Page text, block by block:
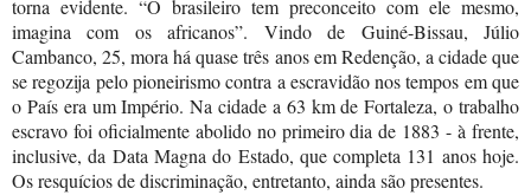
torna evidente. “O brasileiro tem preconceito com ele mesmo,
imagina com os africanos”. Vindo de Guiné-Bissau, Júlio
Cambanco, 25, mora há quase três anos em Redenção, a cidade que
se regozija pelo pioneirismo contra a escravidão nos tempos em que
o País era um Império. Na cidade a 63 km de Fortaleza, o trabalho
escravo foi oficialmente abolido no primeiro dia de 1883 - à frente,
inclusive, da Data Magna do Estado, que completa 131 anos hoje.
Os resquícios de discriminação, entretanto, ainda são presentes.